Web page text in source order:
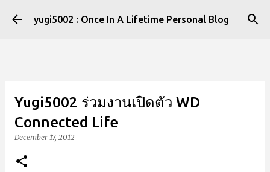
Skip to main content
yugi5002 : Once In A Lifetime Personal Blog
Yugi5002 ร่วมงานเปิดตัว WD
Connected Life
December 17, 2012